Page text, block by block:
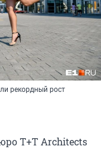
рекордный рост
Т+Т Architects